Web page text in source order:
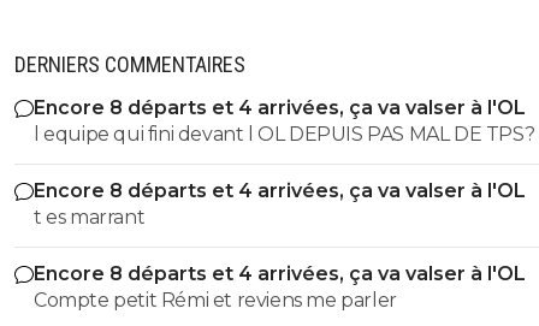
DERNIERS COMMENTAIRES
Encore 8 départs et 4 arrivées, ça va valser à l'OL
l equipe qui fini devant l OL DEPUIS PAS MAL DE TPS? lol. t
es tro malin toi
Encore 8 départs et 4 arrivées, ça va valser à l'OL
t es marrant
Encore 8 départs et 4 arrivées, ça va valser à l'OL
Compte petit Rémi et reviens me parler